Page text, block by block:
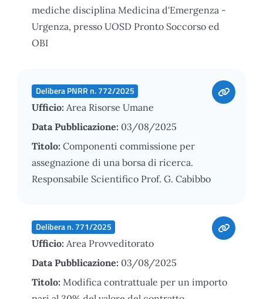
mediche disciplina Medicina d'Emergenza -
Urgenza, presso UOSD Pronto Soccorso ed
OBI
Delibera PNRR n. 772/2025
Ufficio: Area Risorse Umane
Data Pubblicazione: 03/08/2025
Titolo: Componenti commissione per
assegnazione di una borsa di ricerca.
Responsabile Scientifico Prof. G. Cabibbo
Delibera n. 771/2025
Ufficio: Area Provveditorato
Data Pubblicazione: 03/08/2025
Titolo: Modifica contrattuale per un importo